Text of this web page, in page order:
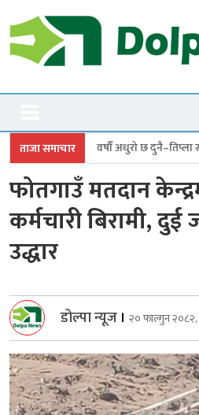
to
content
Dolpanews
ताजा समाचार
छ दुनै–तिप्ला सडक;स्थानीयले लगाए
फोतगाउँ मतदान
कर्मचारी बिरामी,
उद्धार
डोल्पा न्यूज । २० फाल्गुन